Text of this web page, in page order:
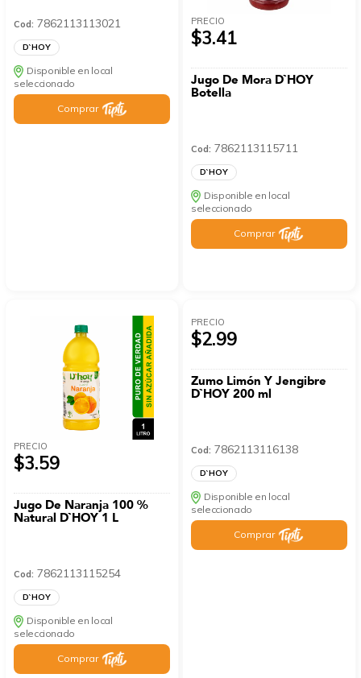
Cod: 7862113113021
D`HOY
Disponible en local
seleccionado
Comprar
PRECIO
$3.41
Jugo De Mora D`HOY
Botella
Cod: 7862113115711
D`HOY
Disponible en local
seleccionado
Comprar
PRECIO
$3.59
Jugo De Naranja 100 %
Natural D`HOY 1 L
Cod: 7862113115254
D`HOY
Disponible en local
seleccionado
Comprar
PRECIO
$2.99
Zumo Limón Y Jengibre
D`HOY 200 ml
Cod: 7862113116138
D`HOY
Disponible en local
seleccionado
Comprar